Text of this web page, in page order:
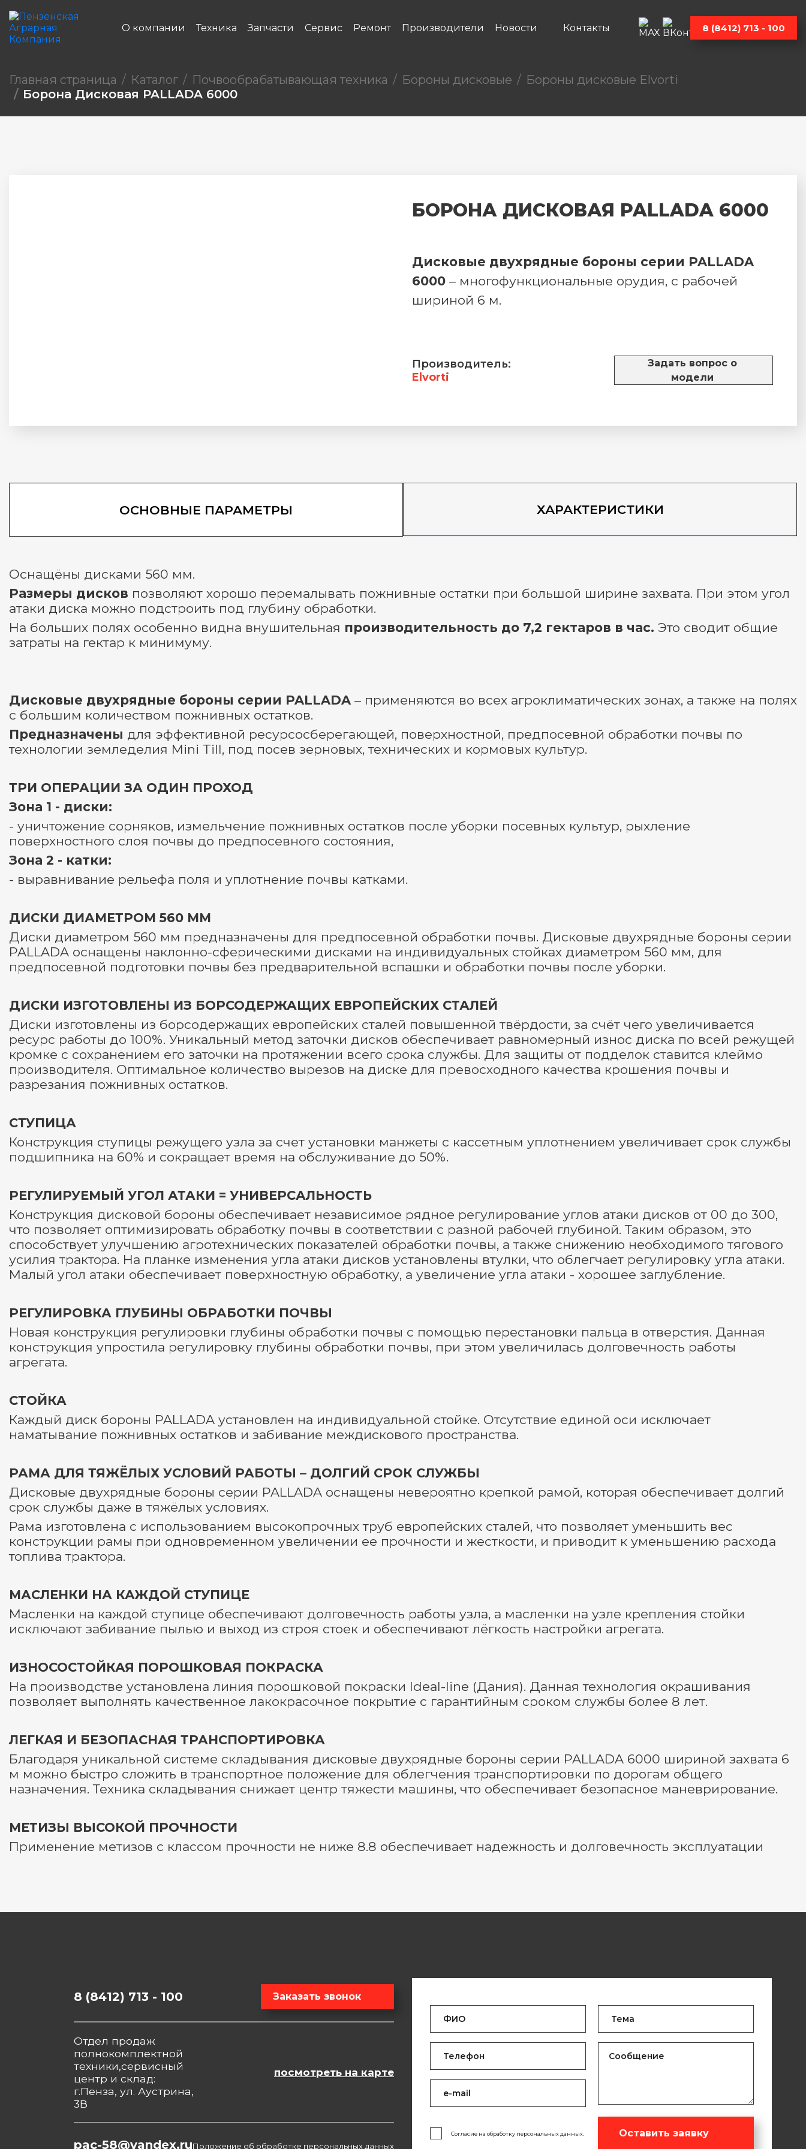
О компании Техника Запчасти Сервис Ремонт Производители Новости Контакты 8 (8412) 713 - 100
Главная страница Каталог Почвообраба­тывающая техника Бороны дисковые
Бороны дисковые Elvorti
Борона Дисковая PALLADA 6000
БОРОНА ДИСКОВАЯ PALLADA 6000
Дисковые двухрядные бороны серии PALLADA
6000 – многофункциональные орудия, с рабочей
шириной 6 м.
Производитель:
Elvorti
Задать вопрос о
модели
ОСНОВНЫЕ ПАРАМЕТРЫ ХАРАКТЕРИСТИКИ
Оснащёны дисками 560 мм.
Размеры дисков позволяют хорошо перемалывать пожнивные остатки при большой ширине захвата. При этом угол
атаки диска можно подстроить под глубину обработки.
На больших полях особенно видна внушительная производительность до 7,2 гектаров в час. Это сводит общие
затраты на гектар к минимуму.
Дисковые двухрядные бороны серии PALLADA – применяются во всех агроклиматических зонах, а также на полях
с большим количеством пожнивных остатков.
Предназначены для эффективной ресурсосберегающей, поверхностной, предпосевной обработки почвы по
технологии земледелия Mini Till, под посев зерновых, технических и кормовых культур.
ТРИ ОПЕРАЦИИ ЗА ОДИН ПРОХОД
Зона 1 - диски:
- уничтожение сорняков, измельчение пожнивных остатков после уборки посевных культур, рыхление
поверхностного слоя почвы до предпосевного состояния,
Зона 2 - катки:
- выравнивание рельефа поля и уплотнение почвы катками.
ДИСКИ ДИАМЕТРОМ 560 ММ
Диски диаметром 560 мм предназначены для предпосевной обработки почвы. Дисковые двухрядные бороны серии
PALLADA оснащены наклонно-сферическими дисками на индивидуальных стойках диаметром 560 мм, для
предпосевной подготовки почвы без предварительной вспашки и обработки почвы после уборки.
ДИСКИ ИЗГОТОВЛЕНЫ ИЗ БОРСОДЕРЖАЩИХ ЕВРОПЕЙСКИХ СТАЛЕЙ
Диски изготовлены из борсодержащих европейских сталей повышенной твёрдости, за счёт чего увеличивается
ресурс работы до 100%. Уникальный метод заточки дисков обеспечивает равномерный износ диска по всей режущей
кромке с сохранением его заточки на протяжении всего срока службы. Для защиты от подделок ставится клеймо
производителя. Оптимальное количество вырезов на диске для превосходного качества крошения почвы и
разрезания пожнивных остатков.
СТУПИЦА
Конструкция ступицы режущего узла за счет установки манжеты с кассетным уплотнением увеличивает срок службы
подшипника на 60% и сокращает время на обслуживание до 50%.
РЕГУЛИРУЕМЫЙ УГОЛ АТАКИ = УНИВЕРСАЛЬНОСТЬ
Конструкция дисковой бороны обеспечивает независимое рядное регулирование углов атаки дисков от 00 до 300,
что позволяет оптимизировать обработку почвы в соответствии с разной рабочей глубиной. Таким образом, это
способствует улучшению агротехнических показателей обработки почвы, а также снижению необходимого тягового
усилия трактора. На планке изменения угла атаки дисков установлены втулки, что облегчает регулировку угла атаки.
Малый угол атаки обеспечивает поверхностную обработку, а увеличение угла атаки - хорошее заглубление.
РЕГУЛИРОВКА ГЛУБИНЫ ОБРАБОТКИ ПОЧВЫ
Новая конструкция регулировки глубины обработки почвы с помощью перестановки пальца в отверстия. Данная
конструкция упростила регулировку глубины обработки почвы, при этом увеличилась долговечность работы
агрегата.
СТОЙКА
Каждый диск бороны PALLADA установлен на индивидуальной стойке. Отсутствие единой оси исключает
наматывание пожнивных остатков и забивание междискового пространства.
РАМА ДЛЯ ТЯЖЁЛЫХ УСЛОВИЙ РАБОТЫ – ДОЛГИЙ СРОК СЛУЖБЫ
Дисковые двухрядные бороны серии PALLADA оснащены невероятно крепкой рамой, которая обеспечивает долгий
срок службы даже в тяжёлых условиях.
Рама изготовлена с использованием высокопрочных труб европейских сталей, что позволяет уменьшить вес
конструкции рамы при одновременном увеличении ее прочности и жесткости, и приводит к уменьшению расхода
топлива трактора.
МАСЛЕНКИ НА КАЖДОЙ СТУПИЦЕ
Масленки на каждой ступице обеспечивают долговечность работы узла, а масленки на узле крепления стойки
исключают забивание пылью и выход из строя стоек и обеспечивают лёгкость настройки агрегата.
ИЗНОСОСТОЙКАЯ ПОРОШКОВАЯ ПОКРАСКА
На производстве установлена линия порошковой покраски Ideal-line (Дания). Данная технология окрашивания
позволяет выполнять качественное лакокрасочное покрытие с гарантийным сроком службы более 8 лет.
ЛЕГКАЯ И БЕЗОПАСНАЯ ТРАНСПОРТИРОВКА
Благодаря уникальной системе складывания дисковые двухрядные бороны серии PALLADA 6000 шириной захвата 6
м можно быстро сложить в транспортное положение для облегчения транспортировки по дорогам общего
назначения. Техника складывания снижает центр тяжести машины, что обеспечивает безопасное маневрирование.
МЕТИЗЫ ВЫСОКОЙ ПРОЧНОСТИ
Применение метизов с классом прочности не ниже 8.8 обеспечивает надежность и долговечность эксплуатации
8 (8412) 713 - 100 Заказать звонок
Отдел продаж
полнокомплектной
техники,сервисный
центр и склад:
г.Пенза, ул. Аустрина,
3В
посмотреть на карте
pac-58@yandex.ruПоложение об обработке персональных данных
Согласие на обработку персональных данных. Оставить заявку